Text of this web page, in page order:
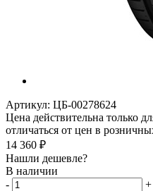
Артикул: ЦБ-00278624
Цена действительна только
отличаться от цен в
14 360 ₽
Нашли дешевле?
В наличии
-
+